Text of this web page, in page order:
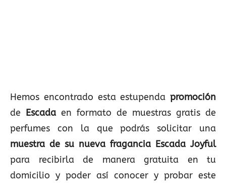
Hemos encontrado esta estupenda promoción
de Escada en formato de muestras gratis de
perfumes con la que podrás solicitar una
muestra de su nueva fragancia Escada Joyful
para recibirla de manera gratuita en tu
domicilio y poder así conocer y probar este